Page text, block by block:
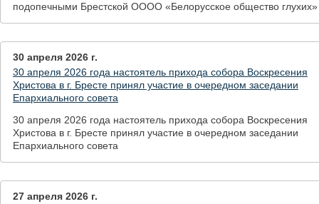
подопечными Брестской ОООО «Белорусское общество глухих»
30 апреля 2026 г.
30 апреля 2026 года настоятель прихода собора Воскресения
Христова в г. Бресте принял участие в очередном заседании
Епархиального совета
30 апреля 2026 года настоятель прихода собора Воскресения
Христова в г. Бресте принял участие в очередном заседании
Епархиального совета
27 апреля 2026 г.